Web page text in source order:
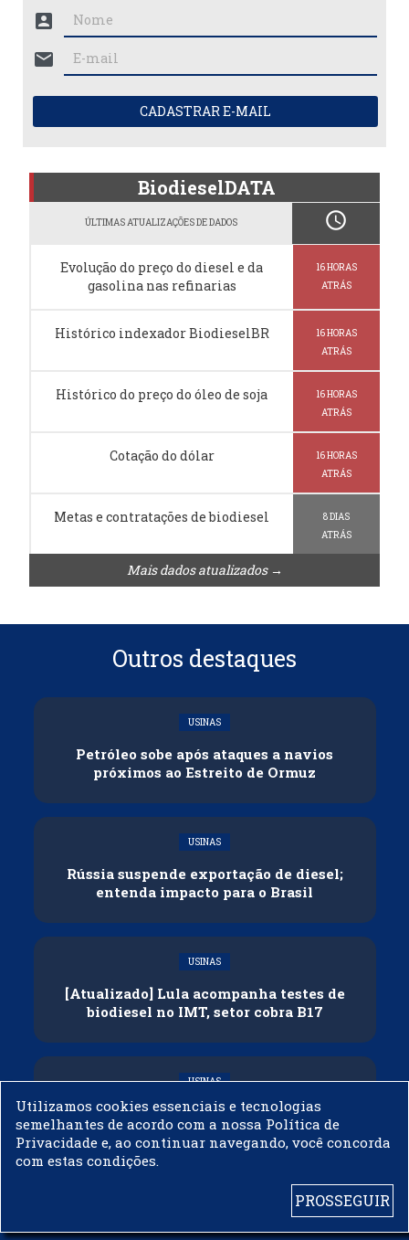
account_box
mail
CADASTRAR E-MAIL
BiodieselDATA
ÚLTIMAS ATUALIZAÇÕES DE DADOS schedule
Evolução do preço do diesel e da
gasolina nas refinarias
16 HORAS
ATRÁS
Histórico indexador BiodieselBR
16 HORAS
ATRÁS
Histórico do preço do óleo de soja
16 HORAS
ATRÁS
Cotação do dólar
16 HORAS
ATRÁS
Metas e contratações de biodiesel
8 DIAS
ATRÁS
Mais dados atualizados →
Outros destaques
USINAS
Petróleo sobe após ataques a navios
próximos ao Estreito de Ormuz
USINAS
Rússia suspende exportação de diesel;
entenda impacto para o Brasil
USINAS
[Atualizado] Lula acompanha testes de
biodiesel no IMT, setor cobra B17
USINAS
Governo adia reunião sobre mistura de
etanol na gasolina
Utilizamos cookies essenciais e tecnologias
semelhantes de acordo com a nossa Política de
Privacidade e, ao continuar navegando, você concorda
com estas condições.
PROSSEGUIR